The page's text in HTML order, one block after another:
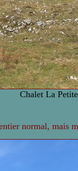
Chalet La
normal, mais